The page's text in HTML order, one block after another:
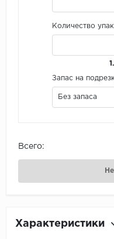
Количество
Запас на
Без запаса
Всего:
Характеристики